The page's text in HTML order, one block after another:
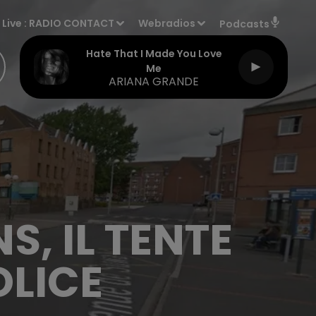
Live : RADIO CONTACT Webradios Podcasts
Hate That I Made You Love
Me
ARIANA GRANDE
IL TENTE